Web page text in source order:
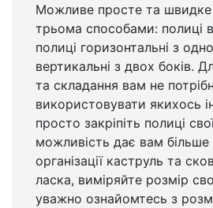
Можливе просте та швидке
трьома способами: полиці
полиці горизонтальні з
вертикальні з двох боків.
та складання вам не
використовувати якихось
просто закріпіть полиці
можливість дає вам більше
організації каструль та
ласка, виміряйте розмір
уважно ознайомтесь з